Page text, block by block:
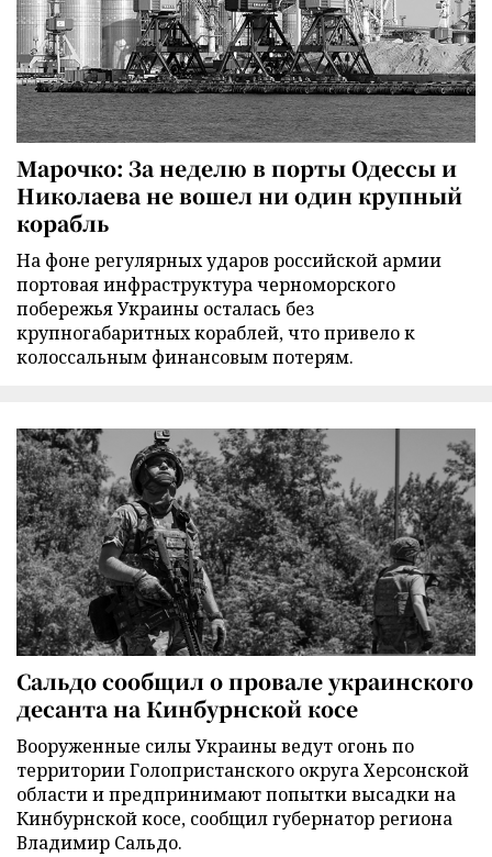
Марочко: За неделю в порты Одессы и
Николаева не вошел ни один крупный
корабль
На фоне регулярных ударов российской армии
портовая инфраструктура черноморского
побережья Украины осталась без
крупногабаритных кораблей, что привело к
колоссальным финансовым потерям.
Сальдо сообщил о провале украинского
десанта на Кинбурнской косе
Вооруженные силы Украины ведут огонь по
территории Голопристанского округа Херсонской
области и предпринимают попытки высадки на
Кинбурнской косе, сообщил губернатор региона
Владимир Сальдо.